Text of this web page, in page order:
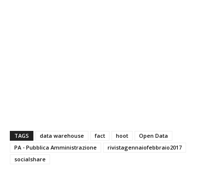
TAGS data warehouse fact hoot
Open Data
PA - Pubblica Amministrazione
rivistagennaiofebbraio2017
socialshare